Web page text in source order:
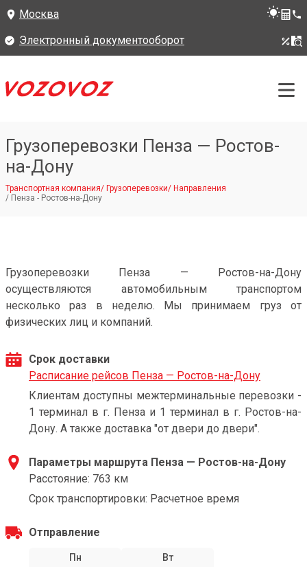
Москва
Электронный документооборот
Грузоперевозки Пенза — Ростов-
на-Дону
Транспортная компания/ Грузоперевозки/ Направления
/ Пенза - Ростов-на-Дону
Грузоперевозки Пенза — Ростов-на-Дону
осуществляются автомобильным транспортом
несколько раз в неделю. Мы принимаем груз от
физических лиц и компаний.
Срок доставки
Расписание рейсов Пенза — Ростов-на-Дону
Клиентам доступны межтерминальные перевозки -
1 терминал в г. Пенза и 1 терминал в г. Ростов-на-
Дону. А также доставка "от двери до двери".
Параметры маршрута Пенза — Ростов-на-Дону
Расстояние: 763 км
Срок транспортировки: Расчетное время
Отправление
Пн
Вт